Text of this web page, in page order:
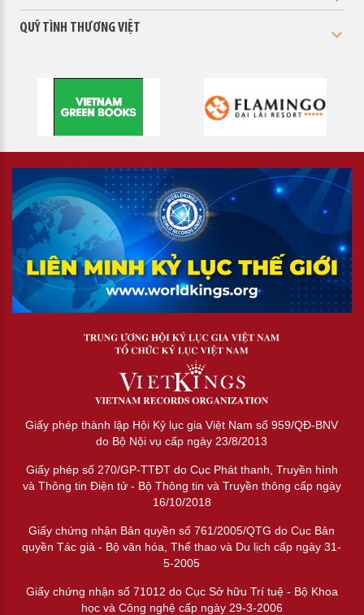
QUỸ TÌNH THƯƠNG VIỆT
Giấy phép thành lập Hội Kỷ lục gia Việt Nam số 959/QĐ-BNV
do Bộ Nội vụ cấp ngày 23/8/2013
Giấy phép số 270/GP-TTĐT do Cục Phát thanh, Truyền hình
và Thông tin Điện tử - Bộ Thông tin và Truyền thông cấp ngày
16/10/2018
Giấy chứng nhận Bản quyền số 761/2005/QTG do Cục Bản
quyền Tác giả - Bộ văn hóa, Thể thao và Du lịch cấp ngày 31-
5-2005
Giấy chứng nhận số 71012 do Cục Sở hữu Trí tuệ - Bộ Khoa
học và Công nghệ cấp ngày 29-3-2006